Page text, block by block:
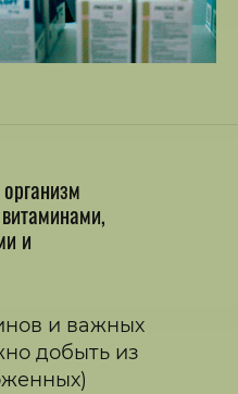
и
и важных
добыть из